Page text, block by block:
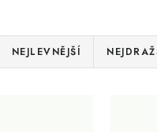
NEJLEVNĚJŠÍ